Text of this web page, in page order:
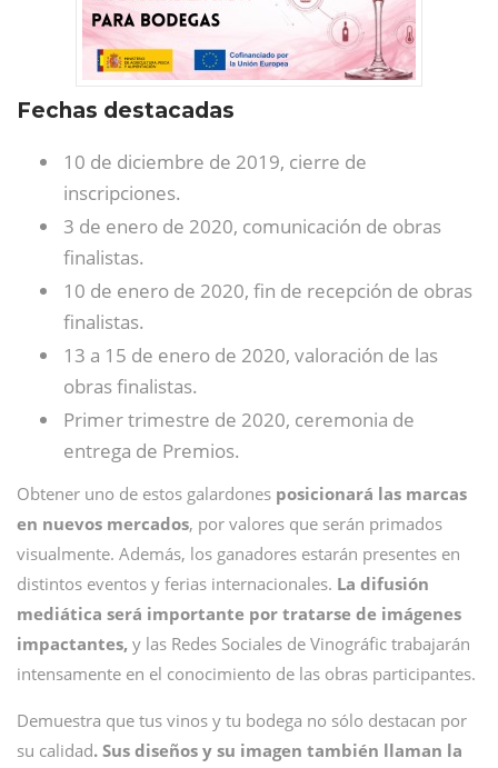
Fechas destacadas
10 de diciembre de 2019, cierre de
inscripciones.
3 de enero de 2020, comunicación de obras
finalistas.
10 de enero de 2020, fin de recepción de obras
finalistas.
13 a 15 de enero de 2020, valoración de las
obras finalistas.
Primer trimestre de 2020, ceremonia de
entrega de Premios.
Obtener uno de estos galardones posicionará las marcas
en nuevos mercados, por valores que serán primados
visualmente. Además, los ganadores estarán presentes en
distintos eventos y ferias internacionales. La difusión
mediática será importante por tratarse de imágenes
impactantes, y las Redes Sociales de Vinográfic trabajarán
intensamente en el conocimiento de las obras participantes.
Demuestra que tus vinos y tu bodega no sólo destacan por
su calidad. Sus diseños y su imagen también llaman la